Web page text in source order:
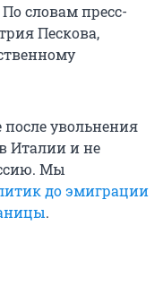
словам пресс-
Пескова,
увольнения
Италии и не
Мы
до эмиграции
.